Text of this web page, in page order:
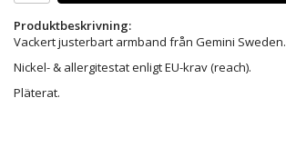
Produktbeskrivning:
Vackert justerbart armband från Gemini Sweden.
Nickel- & allergitestat enligt EU-krav (reach).
Pläterat.